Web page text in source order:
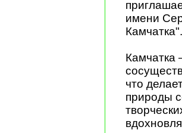
имени
Камчатка".
Камчатка
что
природы